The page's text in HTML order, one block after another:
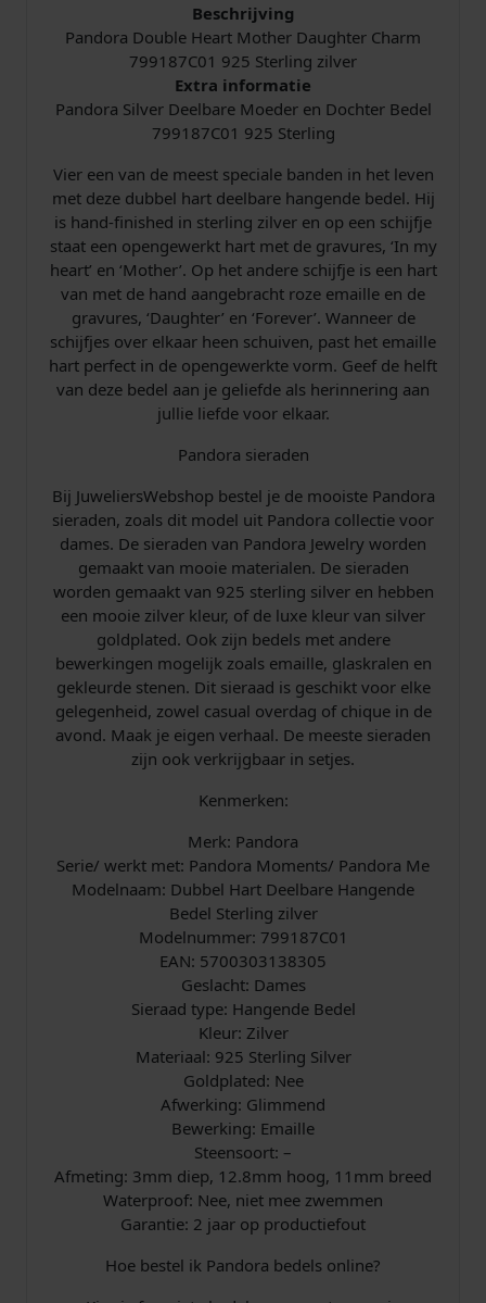
r
e
o
e
e
r
D
o
c
h
t
e
r
C
h
m
8
a
a
Beschrijving
Pandora Double Heart Mother Daughter Charm
799187C01 925 Sterling zilver
Extra informatie
Pandora Silver Deelbare Moeder en Dochter Bedel
799187C01 925 Sterling
Vier een van de meest speciale banden in het leven
met deze dubbel hart deelbare hangende bedel. Hij
is hand-finished in sterling zilver en op een schijfje
staat een opengewerkt hart met de gravures, ‘In my
heart’ en ‘Mother’. Op het andere schijfje is een hart
van met de hand aangebracht roze emaille en de
gravures, ‘Daughter’ en ‘Forever’. Wanneer de
schijfjes over elkaar heen schuiven, past het emaille
hart perfect in de opengewerkte vorm. Geef de helft
van deze bedel aan je geliefde als herinnering aan
jullie liefde voor elkaar.
Pandora sieraden
Bij JuweliersWebshop bestel je de mooiste Pandora
sieraden, zoals dit model uit Pandora collectie voor
dames. De sieraden van Pandora Jewelry worden
gemaakt van mooie materialen. De sieraden
worden gemaakt van 925 sterling silver en hebben
een mooie zilver kleur, of de luxe kleur van silver
goldplated. Ook zijn bedels met andere
bewerkingen mogelijk zoals emaille, glaskralen en
gekleurde stenen. Dit sieraad is geschikt voor elke
gelegenheid, zowel casual overdag of chique in de
avond. Maak je eigen verhaal. De meeste sieraden
zijn ook verkrijgbaar in setjes.
Kenmerken:
Merk: Pandora
Serie/ werkt met: Pandora Moments/ Pandora Me
Modelnaam: Dubbel Hart Deelbare Hangende
Bedel Sterling zilver
Modelnummer: 799187C01
EAN: 5700303138305
Geslacht: Dames
Sieraad type: Hangende Bedel
Kleur: Zilver
Materiaal: 925 Sterling Silver
Goldplated: Nee
Afwerking: Glimmend
Bewerking: Emaille
Steensoort: –
Afmeting: 3mm diep, 12.8mm hoog, 11mm breed
Waterproof: Nee, niet mee zwemmen
Garantie: 2 jaar op productiefout
Hoe bestel ik Pandora bedels online?